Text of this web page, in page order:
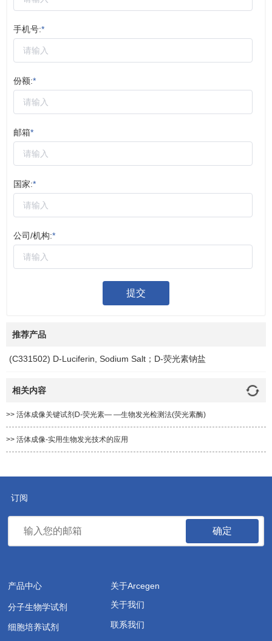
手机号:*
份额:*
邮箱*
国家:*
公司/机构:*
提交
推荐产品
(C331502) D-Luciferin, Sodium Salt；D-荧光素钠盐
相关内容
>> 活体成像关键试剂D-荧光素— —生物发光检测法(荧光素酶)
>> 活体成像-实用生物发光技术的应用
订阅
确定
产品中心
分子生物学试剂
细胞培养试剂
关于Arcegen
关于我们
联系我们